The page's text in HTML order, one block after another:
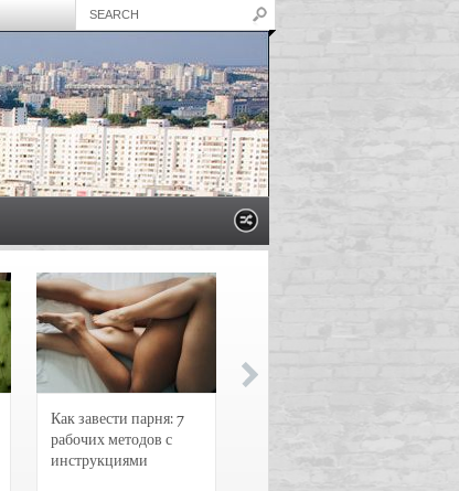
Как завести парня: 7
рабочих методов с
инструкциями